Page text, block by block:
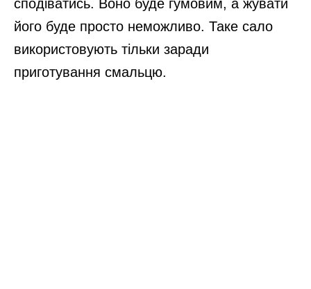
сподіватись. Воно буде гумовим, а жувати
його буде просто неможливо. Таке сало
використовують тільки заради
приготування смальцю.